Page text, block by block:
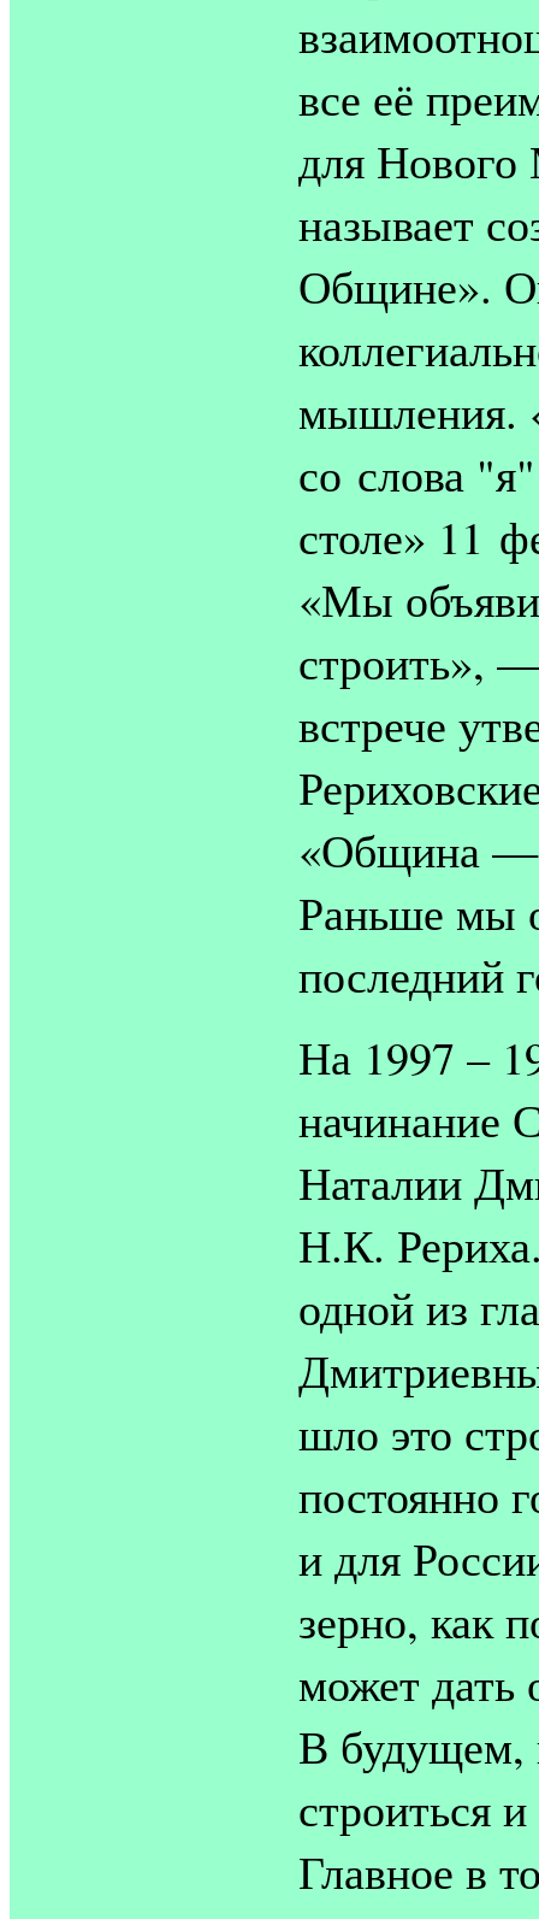
все её
для
называет
Общине».
мышления.
со слова
столе» 11
«Мы
строить»,
встрече
«Община —
Раньше мы
последний
На 1997 –
начинание
Наталии
Н.К.
одной из
шло это
постоянно
и для
зерно, как
может
В будущем,
строиться
Главное в